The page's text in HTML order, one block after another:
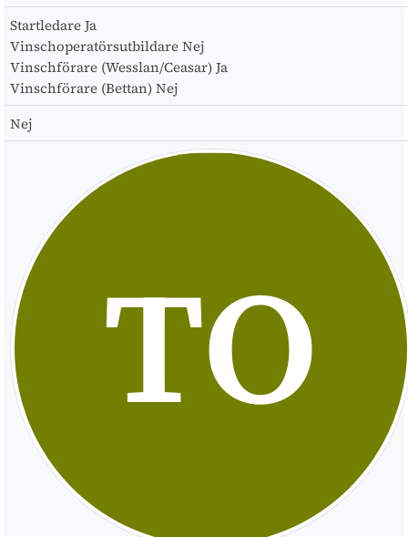
Startledare Ja
Vinschoperatörsutbildare Nej
Vinschförare (Wesslan/Ceasar) Ja
Vinschförare (Bettan) Nej
Nej
TO